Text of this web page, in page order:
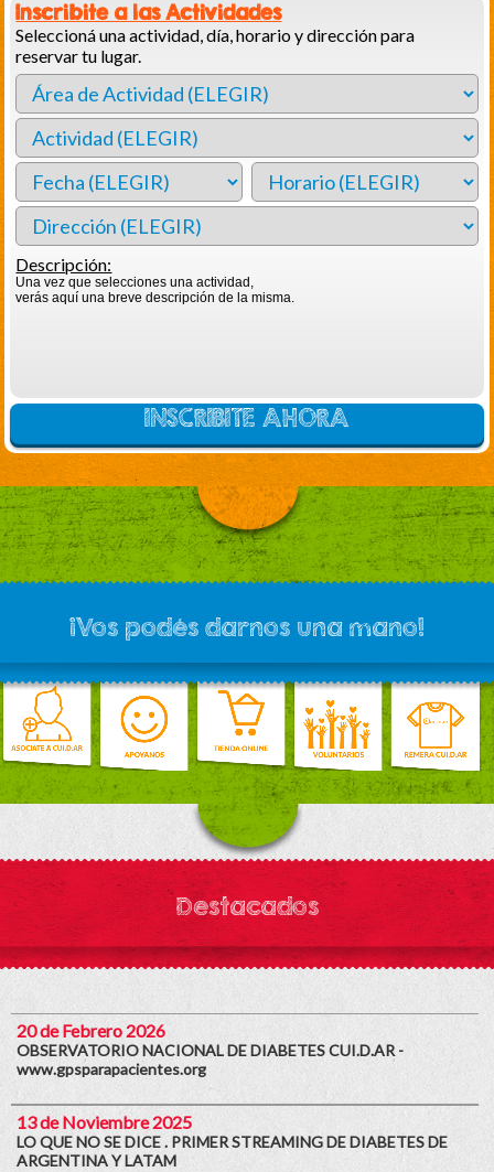
Inscribite a las Actividades
Seleccioná una actividad, día, horario y dirección para
reservar tu lugar.
Descripción:
Una vez que selecciones una actividad,
verás aquí una breve descripción de la misma.
INSCRIBITE AHORA
¡Vos podés darnos una mano!
Destacados
20 de Febrero 2026
OBSERVATORIO NACIONAL DE DIABETES CUI.D.AR -
www.gpsparapacientes.org
13 de Noviembre 2025
LO QUE NO SE DICE . PRIMER STREAMING DE DIABETES DE
ARGENTINA Y LATAM